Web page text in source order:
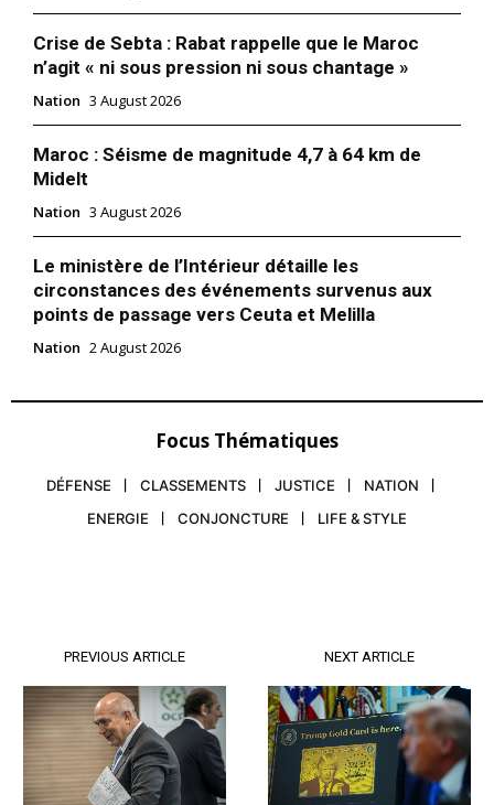
Crise de Sebta : Rabat rappelle que le Maroc
n’agit « ni sous pression ni sous chantage »
Nation 3 August 2026
Maroc : Séisme de magnitude 4,7 à 64 km de
Midelt
Nation 3 August 2026
Le ministère de l’Intérieur détaille les
circonstances des événements survenus aux
points de passage vers Ceuta et Melilla
Nation 2 August 2026
Focus Thématiques
DÉFENSE CLASSEMENTS JUSTICE
NATION
ENERGIE
CONJONCTURE LIFE & STYLE
PREVIOUS ARTICLE NEXT ARTICLE